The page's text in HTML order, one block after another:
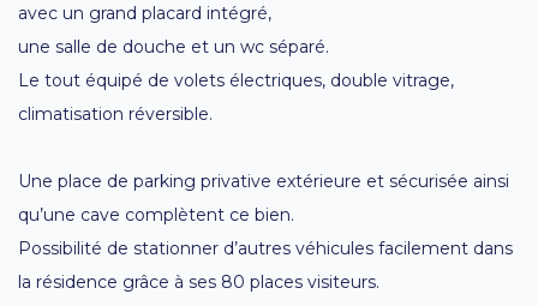
avec un grand placard intégré,
une salle de douche et un wc séparé.
Le tout équipé de volets électriques, double vitrage,
climatisation réversible.
Une place de parking privative extérieure et sécurisée ainsi
qu’une cave complètent ce bien.
Possibilité de stationner d’autres véhicules facilement dans
la résidence grâce à ses 80 places visiteurs.